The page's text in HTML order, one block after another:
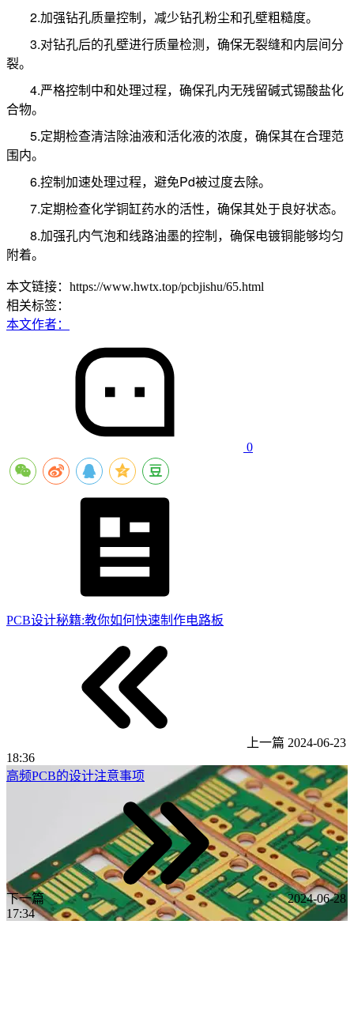
2.加强钻孔质量控制，减少钻孔粉尘和孔壁粗糙度。
3.对钻孔后的孔壁进行质量检测，确保无裂缝和内层间分
裂。
4.严格控制中和处理过程，确保孔内无残留碱式锡酸盐化
合物。
5.定期检查清洁除油液和活化液的浓度，确保其在合理范
围内。
6.控制加速处理过程，避免Pd被过度去除。
7.定期检查化学铜缸药水的活性，确保其处于良好状态。
8.加强孔内气泡和线路油墨的控制，确保电镀铜能够均匀
附着。
本文链接：https://www.hwtx.top/pcbjishu/65.html
相关标签：
本文作者：
0
PCB设计秘籍:教你如何快速制作电路板
上一篇 2024-06-23
18:36
高频PCB的设计注意事项
下一篇
2024-06-28
17:34